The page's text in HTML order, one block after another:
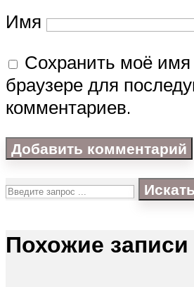
Имя
Сохранить моё имя
браузере для
комментариев.
Искать
Похожие записи